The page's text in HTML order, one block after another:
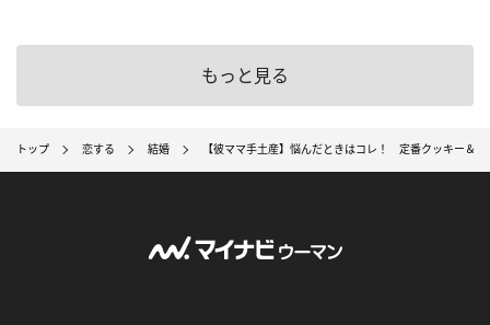
もっと見る
トップ 恋する 結婚 【彼ママ手土産】悩んだときはコレ！ 定番クッキー＆